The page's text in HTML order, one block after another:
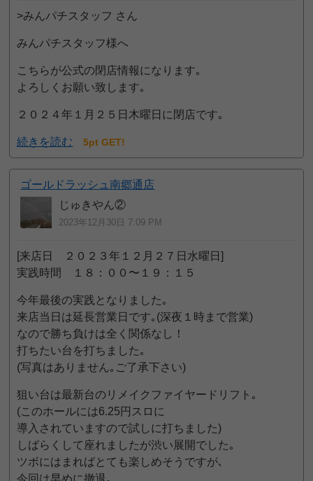
>みんパチスタッフ さん
みんパチスタッフ様へ
こちらが公式の閉店情報になります｡
よろしくお願い致します｡
２０２４年１月２５日木曜日に閉店です｡
続きを読む 5pt GET!
ゴールドラッシュ南郷通店
じゅきやん②
2023年12月30日 7:09 PM
[来店日 ２０２３年１２月２７日水曜日]
実践時間 １８：００〜１９：１５
今年最後の実践となりました｡
来店当日は延長営業日です｡(深夜１時まで営業)
なので勝ち負けは全く関係なし！
打ちたい台を打ちました｡
(写真はありません｡ご了承下さい)
狙い台は最新台のリメイクファイヤードリフト｡
(このホールには6.25円スロに
導入されていますので試しに打ちました)
しばらくして座れましたが渋い展開でした｡
ツボにはまればとても楽しめそうですが､
今回は早めに撤退｡